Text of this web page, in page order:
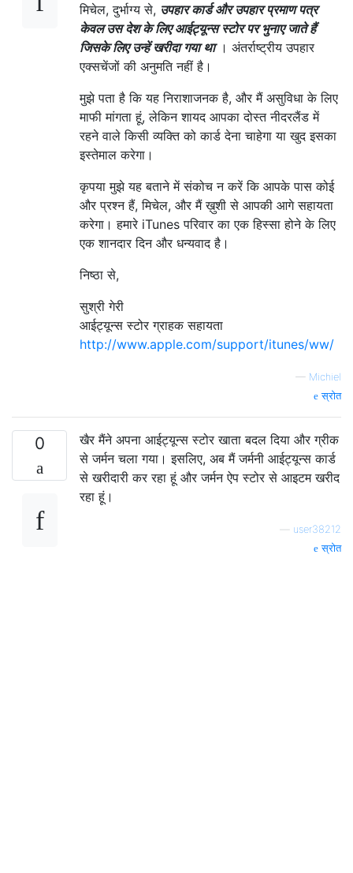
मिचेल, दुर्भाग्य से, उपहार कार्ड और उपहार प्रमाण पत्र
केवल उस देश के लिए आईट्यून्स स्टोर पर भुनाए जाते हैं
जिसके लिए उन्हें खरीदा गया था। अंतर्राष्ट्रीय उपहार
एक्सचेंजों की अनुमति नहीं है।
मुझे पता है कि यह निराशाजनक है, और मैं असुविधा के लिए
माफी मांगता हूं, लेकिन शायद आपका दोस्त नीदरलैंड में
रहने वाले किसी व्यक्ति को कार्ड देना चाहेगा या खुद इसका
इस्तेमाल करेगा।
कृपया मुझे यह बताने में संकोच न करें कि आपके पास कोई
और प्रश्न हैं, मिचेल, और मैं ख़ुशी से आपकी आगे सहायता
करेगा। हमारे iTunes परिवार का एक हिस्सा होने के लिए
एक शानदार दिन और धन्यवाद है।
निष्ठा से,
सुश्री गेरी
आईट्यून्स स्टोर ग्राहक सहायता
http://www.apple.com/support/itunes/ww/
— Michiel
स्रोत
0
खैर मैंने अपना आईट्यून्स स्टोर खाता बदल दिया और ग्रीक
से जर्मन चला गया। इसलिए, अब मैं जर्मनी आईट्यून्स कार्ड
से खरीदारी कर रहा हूं और जर्मन ऐप स्टोर से आइटम खरीद
रहा हूं।
user38212
स्रोत